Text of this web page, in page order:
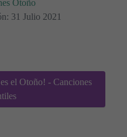
Otoño
31 Julio 2021
el Otoño! - Canciones